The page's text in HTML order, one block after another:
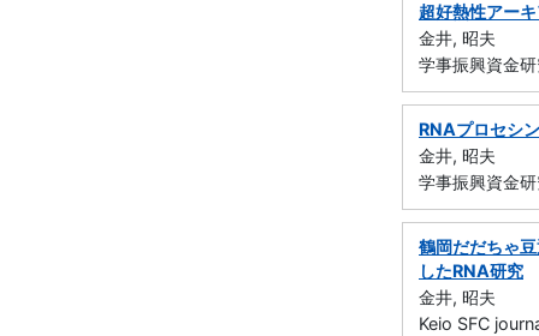
超好熱性アー
金井, 昭夫
学事振興資金
RNAプロセシ
金井, 昭夫
学事振興資金
鶴岡だだちゃ
したRNA研究
金井, 昭夫
Keio SFC